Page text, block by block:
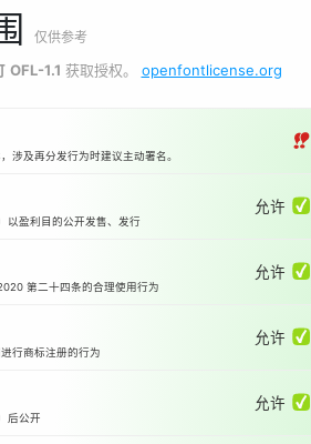
仅供参考
OFL-1.1 获取授权。 openfontlicense.org
涉及再分发行为时建议主动署名。
‼
以盈利目的公开发售、发行
允许 ✅
第二十四条的合理使用行为
允许 ✅
行商标注册的行为
允许 ✅
后公开
允许 ✅